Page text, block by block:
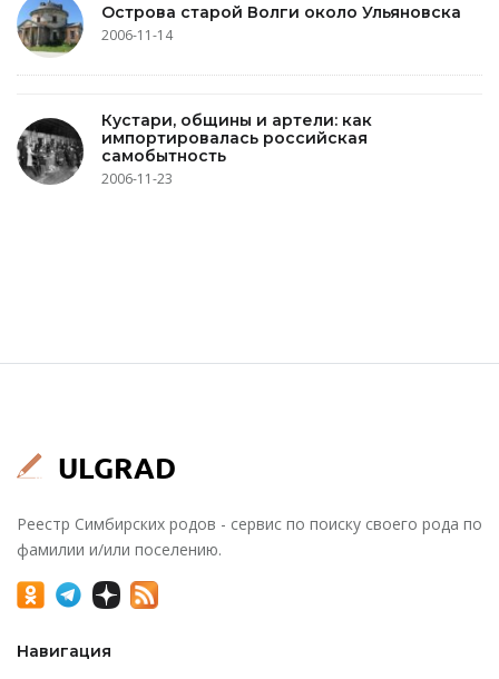
Острова старой Волги около Ульяновска
2006-11-14
Кустари, общины и артели: как
импортировалась российская
самобытность
2006-11-23
Реестр Симбирских родов - сервис по поиску своего рода по
фамилии и/или поселению.
Навигация